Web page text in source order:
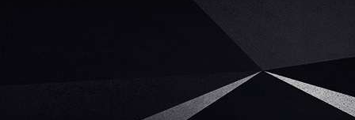
fabriqués de la même manière. Cette carte
et exclusif qui lui apporte une meilleure fiabilité
plus puissante pour repousser les limites de